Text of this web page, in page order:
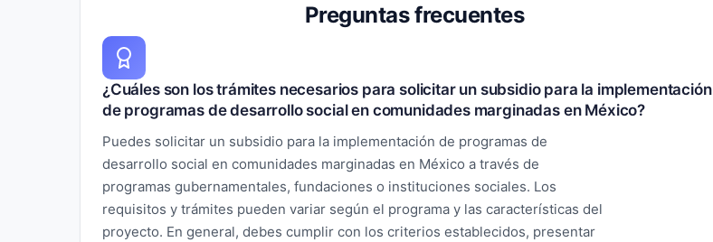
Preguntas frecuentes
¿Cuáles son los trámites necesarios para solicitar un subsidio para la implementación
de programas de desarrollo social en comunidades marginadas en México?
Puedes solicitar un subsidio para la implementación de programas de
desarrollo social en comunidades marginadas en México a través de
programas gubernamentales, fundaciones o instituciones sociales. Los
requisitos y trámites pueden variar según el programa y las características del
proyecto. En general, debes cumplir con los criterios establecidos, presentar